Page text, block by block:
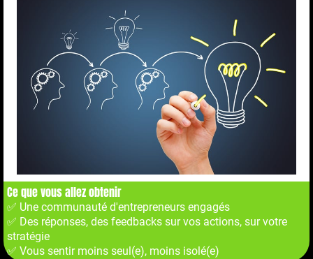
Ce que vous allez obtenir
✅ Une communauté d'entrepreneurs engagés
✅ Des réponses, des feedbacks sur vos actions, sur votre
stratégie
✅ Vous sentir moins seul(e), moins isolé(e)